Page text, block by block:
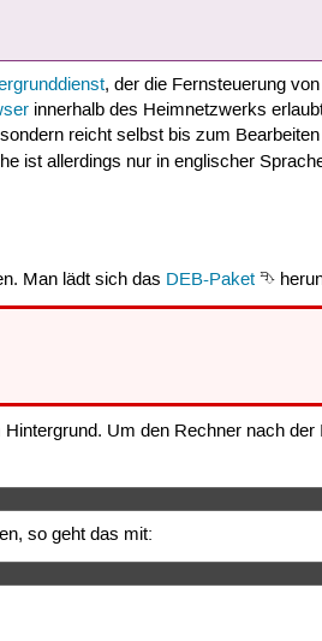
, der die Fernsteuerung von
innerhalb des Heimnetzwerks
reicht selbst bis zum
ist allerdings nur in englischer
Man lädt sich das DEB-Paket ⮷
Um den Rechner nach
so geht das mit: